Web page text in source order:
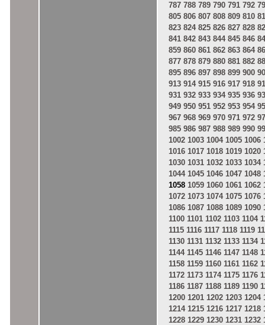
787 788 789 790 791 792
805 806 807 808 809 810
823 824 825 826 827 828
841 842 843 844 845 846
859 860 861 862 863 864
877 878 879 880 881 882
895 896 897 898 899 900
913 914 915 916 917 918
931 932 933 934 935 936
949 950 951 952 953 954
967 968 969 970 971 972
985 986 987 988 989 990
1002 1003 1004 1005 1006
1016 1017 1018 1019 1020
1030 1031 1032 1033 1034
1044 1045 1046 1047 1048
1058 1059 1060 1061 1062
1072 1073 1074 1075 1076
1086 1087 1088 1089 1090
1100 1101 1102 1103 1104
1115 1116 1117 1118 1119
1130 1131 1132 1133 1134
1144 1145 1146 1147 1148
1158 1159 1160 1161 1162
1172 1173 1174 1175 1176
1186 1187 1188 1189 1190
1200 1201 1202 1203 1204
1214 1215 1216 1217 1218
1228 1229 1230 1231 1232